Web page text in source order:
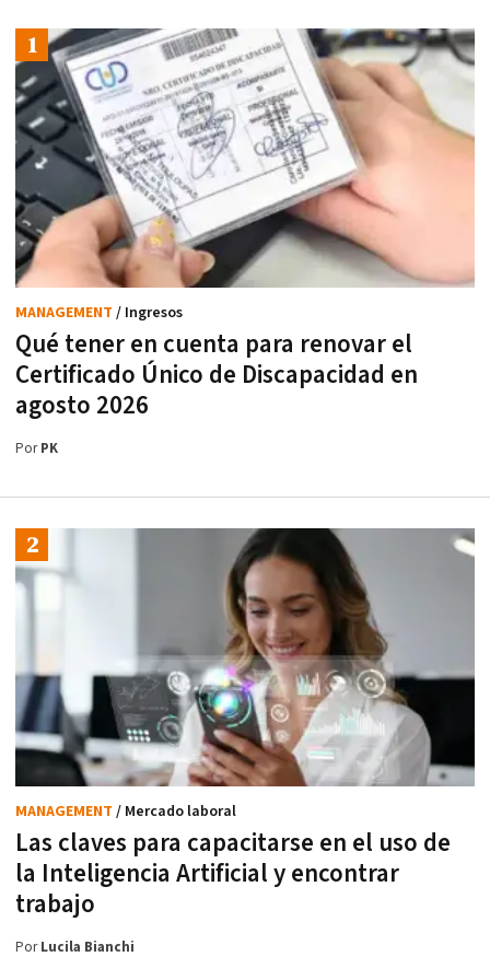
Qué tener en cuenta para renovar el
Certificado Único de Discapacidad en
agosto 2026
MANAGEMENT / Ingresos
PorPK
Las claves para capacitarse en el uso de
la Inteligencia Artificial y encontrar
trabajo
MANAGEMENT / Mercado laboral
PorLucila Bianchi